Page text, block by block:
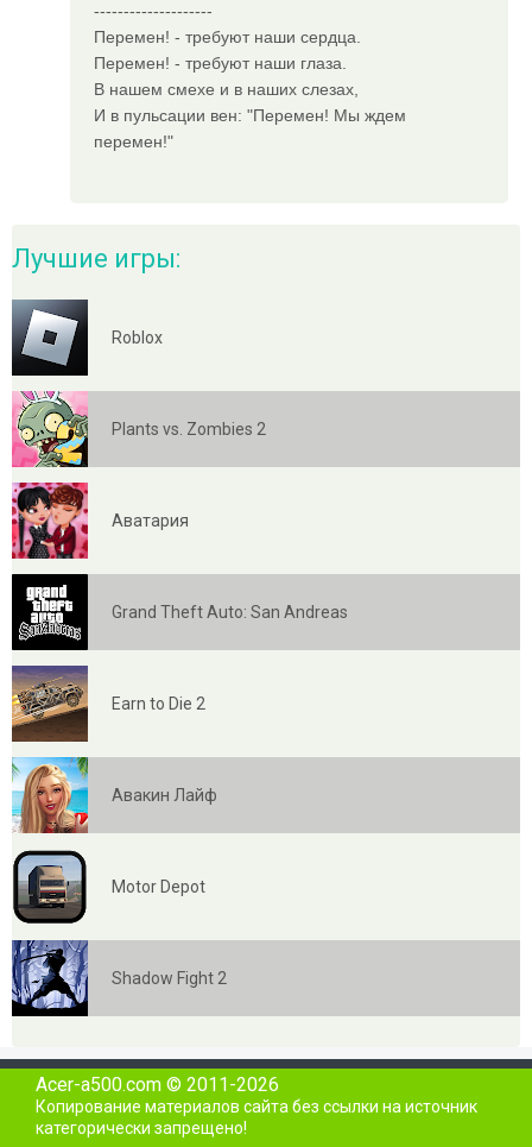
--------------------
Перемен! - требуют наши сердца.
Перемен! - требуют наши глаза.
В нашем смехе и в наших слезах,
И в пульсации вен: "Перемен! Мы ждем
перемен!"
Лучшие игры:
Roblox
Plants vs. Zombies 2
Аватария
Grand Theft Auto: San Andreas
Earn to Die 2
Авакин Лайф
Motor Depot
Shadow Fight 2
Acer-a500.com © 2011-2026
Копирование материалов сайта без ссылки на источник
категорически запрещено!